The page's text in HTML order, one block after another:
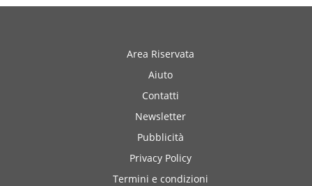
Area Riservata
Aiuto
Contatti
Newsletter
Pubblicità
Privacy Policy
Termini e condizioni